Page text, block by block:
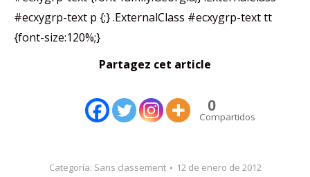
#ecxygrp-text p {;} .ExternalClass #ecxygrp-text tt
{font-size:120%;}
Partagez cet article
0
Compartidos
Categoría: Sans classement 12 de enero de 2012